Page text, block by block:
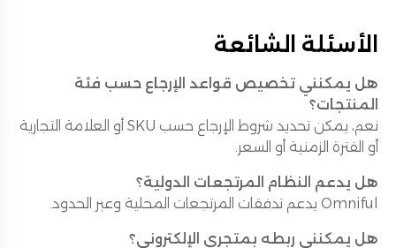
الأسئلة الشائعة
هل يمكنني تخصيص قواعد الإرجاع حسب فئة
المنتجات؟
نعم، يمكن تحديد شروط الإرجاع حسب SKU أو العلامة التجارية
أو الفترة الزمنية أو السعر.
هل يدعم النظام المرتجعات الدولية؟
Omniful يدعم تدفقات المرتجعات المحلية وعبر الحدود.
هل يمكنني ربطه بمتجري الإلكتروني؟